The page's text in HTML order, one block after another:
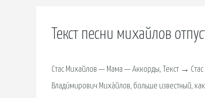
Текст песни михайлов
Стас Михайлов — Мама — Аккорды, Текст →
Влади́мирович Миха́йлов, больше известный,